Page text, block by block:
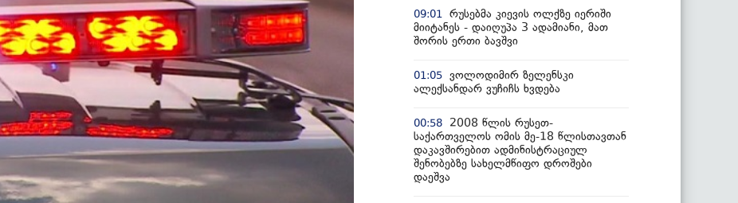
09:01
რუსებმა კიევის ოლქზე იერიში
მიიტანეს - დაიღუპა 3 ადამიანი, მათ
შორის ერთი ბავშვი
01:05 ვოლოდიმირ ზელენსკი
ალექსანდარ ვუჩიჩს ხვდება
00:58
2008 წლის რუსეთ-
საქართველოს ომის მე-18 წლისთავთან
დაკავშირებით ადმინისტრაციულ
შენობებზე სახელმწიფო დროშები
დაეშვა